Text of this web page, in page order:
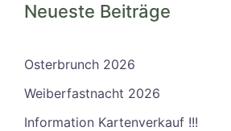
Neueste Beiträge
Osterbrunch 2026
Weiberfastnacht 2026
Information Kartenverkauf !!!